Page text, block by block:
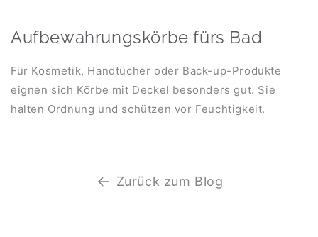
Aufbewahrungskörbe fürs Bad
Für Kosmetik, Handtücher oder Back-up-Produkte
eignen sich Körbe mit Deckel besonders gut. Sie
halten Ordnung und schützen vor Feuchtigkeit.
Zurück zum Blog